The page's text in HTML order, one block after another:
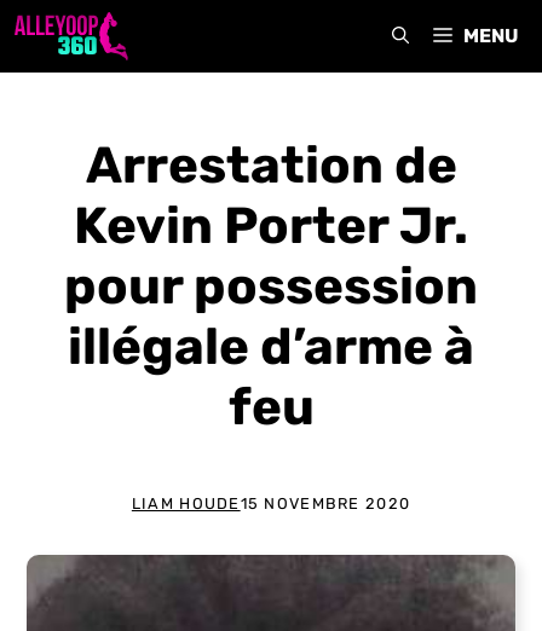
Aller
MENU
Arrestation de
Kevin Porter Jr.
pour possession
illégale d’arme à
feu
LIAM HOUDE 15 NOVEMBRE 2020